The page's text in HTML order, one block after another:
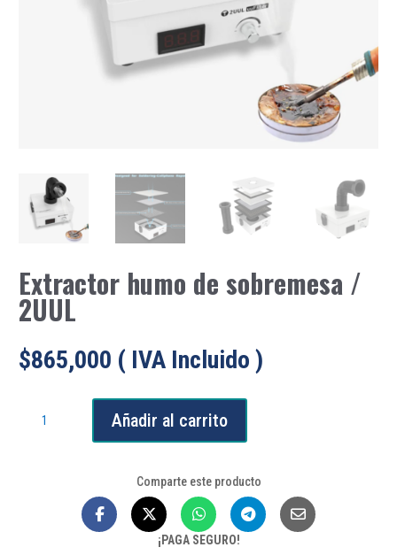
Extractor humo de sobremesa /
2UUL
$865,000 ( IVA Incluido )
humo
Añadir al carrito
Comparte este producto
¡PAGA SEGURO!